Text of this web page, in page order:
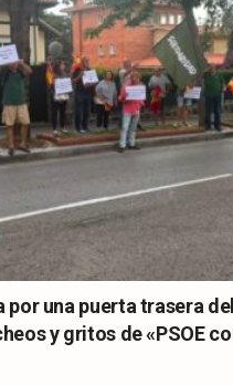
por una puerta trasera
y gritos de «PSOE